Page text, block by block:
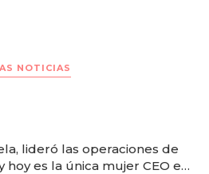
NOTICIAS
lideró las operaciones de
hoy es la única mujer CEO en